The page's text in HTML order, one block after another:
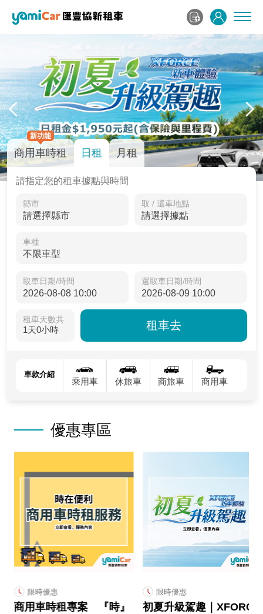
新功能
商用車時租 日租 月租
請指定您的租車據點與時間
縣市 取 / 還車地點
車種
取車日期/時間 還取車日期/時間
租車天數共
1天0小時 租車去
車款介紹
乘用車 休旅車 商旅車 商用車
優惠專區
限時優惠
商用車時租專案 『時』
限時優惠
初夏升級駕趣｜XFORCE